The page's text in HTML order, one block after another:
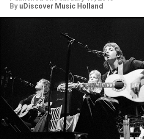
By uDiscover Music Holland